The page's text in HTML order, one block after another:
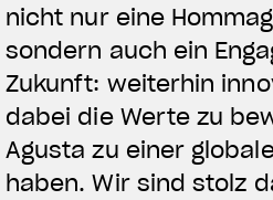
nicht nur eine
sondern auch ein
Zukunft: weiterhin
dabei die Werte zu
Agusta zu einer
haben. Wir sind stolz